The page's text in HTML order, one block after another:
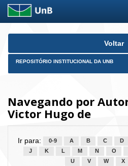
Skip
Voltar
REPOSITÓRIO INSTITUCIONAL DA UNB
Navegando por
Victor Hugo de
Ir para: 0-9 A B C D
J
K L M N O
U
V W X